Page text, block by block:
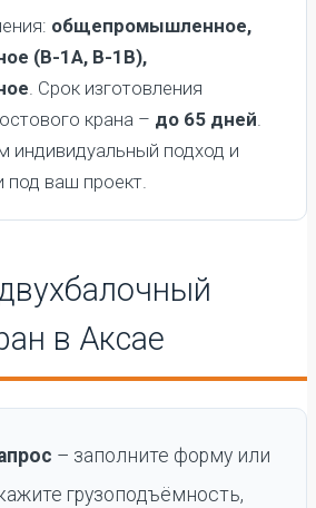
общепромышленное,
(В-1А, В-1В),
. Срок изготовления
крана – до 65 дней.
индивидуальный подход и
ваш проект.
в Аксае
– заполните форму или
грузоподъёмность,